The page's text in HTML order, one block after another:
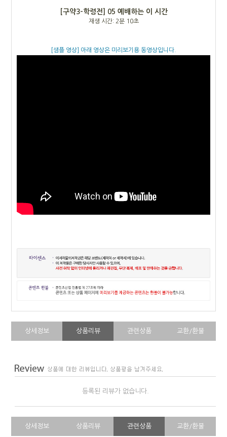
[구약3-학령전] 05 예배하는 이 시간
재생 시간: 2분 10초
[샘플 영상] 아래 영상은 미리보기용 동영상입니다.
상세정보 상품리뷰 관련상품 교환/환불
등록된 리뷰가 없습니다.
상세정보 상품리뷰 관련상품 교환/환불